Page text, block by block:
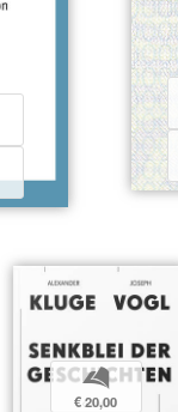
b
€ 20,00